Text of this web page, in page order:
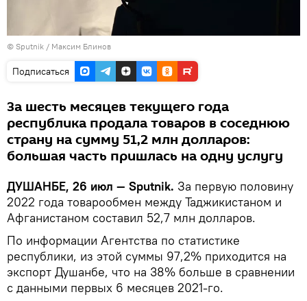
© Sputnik / Максим Блинов
Подписаться
За шесть месяцев текущего года
республика продала товаров в соседнюю
страну на сумму 51,2 млн долларов:
большая часть пришлась на одну услугу
ДУШАНБЕ, 26 июл — Sputnik. За первую половину
2022 года товарообмен между Таджикистаном и
Афганистаном составил 52,7 млн долларов.
По информации Агентства по статистике
республики, из этой суммы 97,2% приходится на
экспорт Душанбе, что на 38% больше в сравнении
с данными первых 6 месяцев 2021-го.